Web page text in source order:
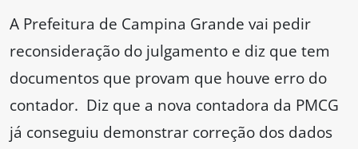
A Prefeitura de Campina Grande vai pedir
reconsideração do julgamento e diz que tem
documentos que provam que houve erro do
contador. Diz que a nova contadora da PMCG
já conseguiu demonstrar correção dos dados